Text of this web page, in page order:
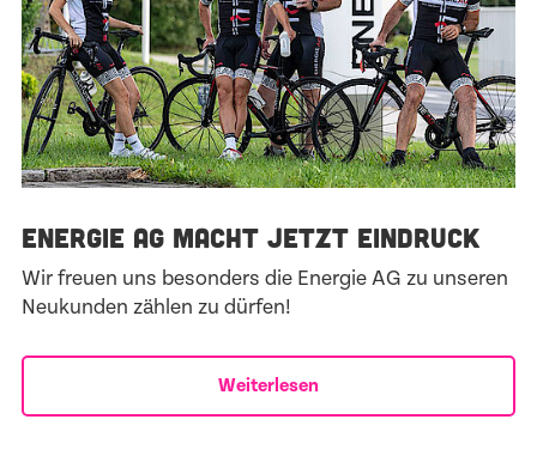
ENERGIE AG MACHT JETZT EINDRUCK
Wir freuen uns besonders die Energie AG zu unseren
Neukunden zählen zu dürfen!
Weiterlesen